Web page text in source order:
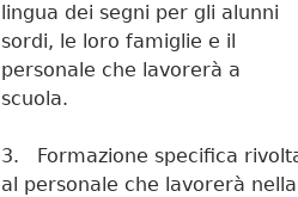
lingua dei segni per gli alunni
sordi, le loro famiglie e il
personale che lavorerà a
scuola.
3. Formazione specifica
al personale che lavorerà nella